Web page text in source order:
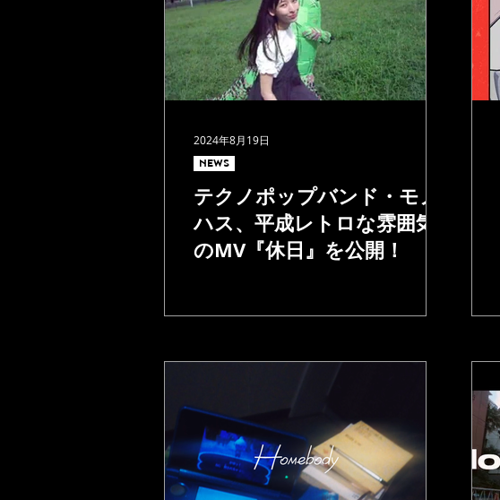
テクノポップバンド・モノ
ハス、平成レトロな雰囲気
のMV『休日』を公開！
NEWS
2024年8月19日